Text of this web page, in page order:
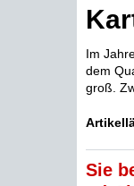
Im
dem
groß.
Sie